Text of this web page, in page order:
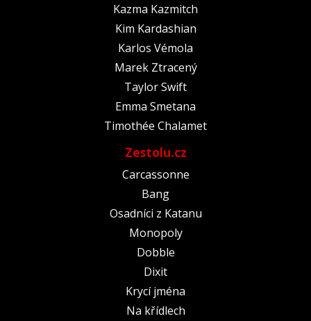
Kazma Kazmitch
Kim Kardashian
Karlos Vémola
Marek Ztracený
Taylor Swift
Emma Smetana
Timothée Chalamet
Zestolu.cz
Carcassonne
Bang
Osadníci z Katanu
Monopoly
Dobble
Dixit
Krycí jména
Na křídlech